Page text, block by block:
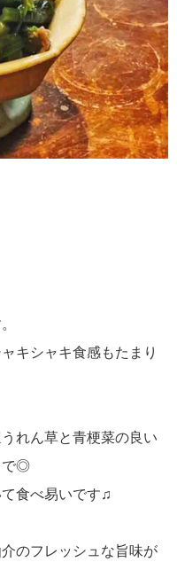
キシャキ食感もたまり
れん草と青梗菜の良い
で◎
食べ易いです♫
のフレッシュな旨味が